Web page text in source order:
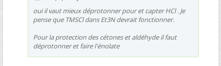
oui il vaut mieux déprotonner pour et capter HCl . Je
pense que TMSCl dans Et3N devrait fonctionner.
Pour la protection des cétones et aldéhyde il faut
déprotonner et faire l'énolate